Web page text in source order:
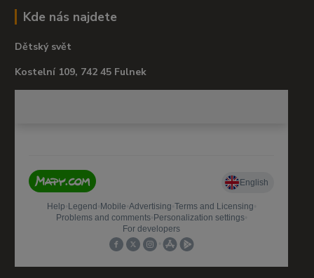
Kde nás najdete
Dětský svět
Kostelní 109, 742 45 Fulnek